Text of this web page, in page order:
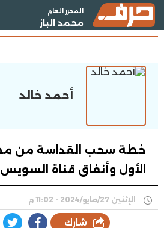
المحرر العام
محمد الباز
أحمد خالد
الأول وأنفاق قناة السويس
الإثنين 27/مايو/2024 - 11:02 م
شارك